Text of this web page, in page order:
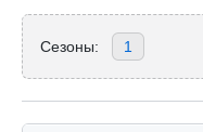
Сезоны: 1